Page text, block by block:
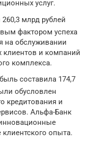
услуг.
млрд рублей
фактором успеха
на обслуживании
клиентов и компаний
комплекса.
составила 174,7
обусловлен
кредитования и
Альфа-Банк
опыта.